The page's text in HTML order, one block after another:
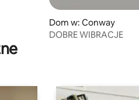
Dom w: Conway
DOBRE WIBRACJE